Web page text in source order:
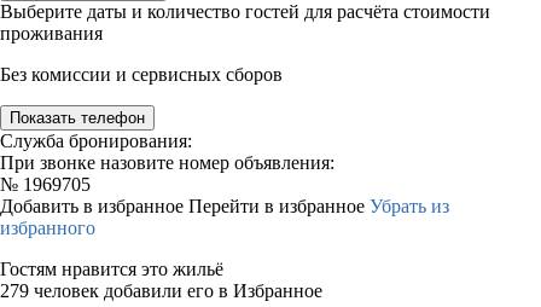
Выберите даты и количество гостей для расчёта стоимости
проживания
Без комиссии и сервисных сборов
Показать телефон
Служба бронирования:
При звонке назовите номер объявления:
№ 1969705
Добавить в избранное Перейти в избранное Убрать из
избранного
Гостям нравится это жильё
279 человек добавили его в Избранное